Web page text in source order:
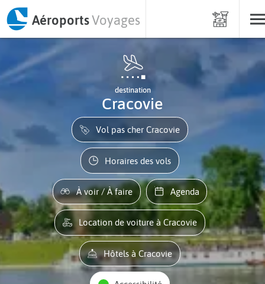
AéroportsVoyages
destination
Cracovie
Vol pas cher Cracovie
Horaires des vols
À voir / À faire Agenda
Location de voiture à Cracovie
Hôtels à Cracovie